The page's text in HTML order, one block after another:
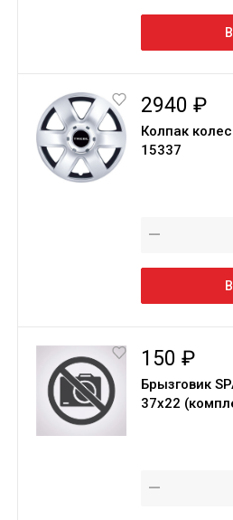
2940 ₽
Колпак
15337
—
150 ₽
Брызговик
37х22
—